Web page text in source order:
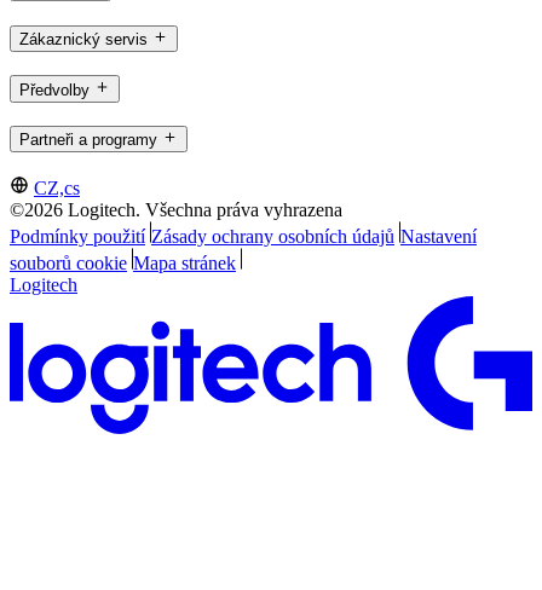
Zákaznický servis
Předvolby
Partneři a programy
CZ,cs
©2026 Logitech. Všechna práva vyhrazena
Podmínky použití Zásady ochrany osobních údajů Nastavení
souborů cookie Mapa stránek
Logitech